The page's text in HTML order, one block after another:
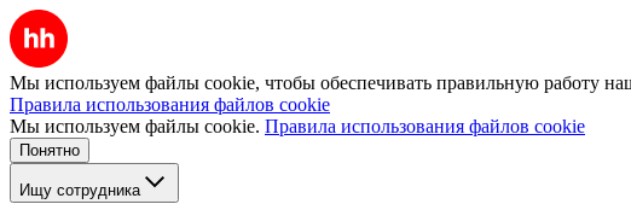
Мы используем файлы cookie, чтобы обеспечивать правильную работу
Правила использования файлов cookie
Мы используем файлы cookie. Правила использования файлов cookie
Понятно
Ищу сотрудника